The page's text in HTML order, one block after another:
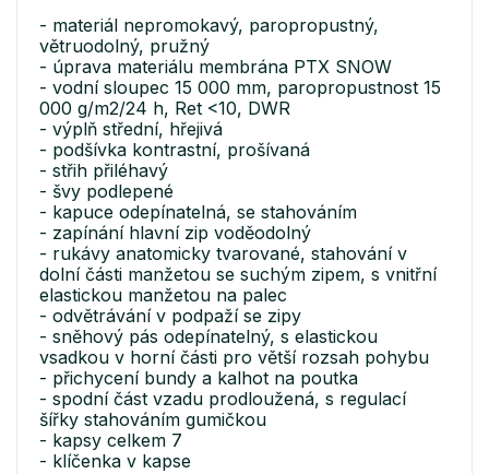
- materiál nepromokavý, paropropustný,
větruodolný, pružný
- úprava materiálu membrána PTX SNOW
- vodní sloupec 15 000 mm, paropropustnost 15
000 g/m2/24 h, Ret <10, DWR
- výplň střední, hřejivá
- podšívka kontrastní, prošívaná
- střih přiléhavý
- švy podlepené
- kapuce odepínatelná, se stahováním
- zapínání hlavní zip voděodolný
- rukávy anatomicky tvarované, stahování v
dolní části manžetou se suchým zipem, s vnitřní
elastickou manžetou na palec
- odvětrávání v podpaží se zipy
- sněhový pás odepínatelný, s elastickou
vsadkou v horní části pro větší rozsah pohybu
- přichycení bundy a kalhot na poutka
- spodní část vzadu prodloužená, s regulací
šířky stahováním gumičkou
- kapsy celkem 7
- klíčenka v kapse